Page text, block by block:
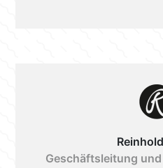
Geschäftsleitung und